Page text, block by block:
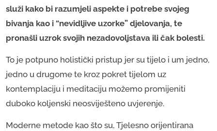
služi kako bi razumjeli aspekte i potrebe svojeg
bivanja kao i “nevidljive uzorke” djelovanja, te
pronašli uzrok svojih nezadovoljstava ili čak bolesti.
To je potpuno holistički pristup jer su tijelo i um jedno,
jedno u drugome te kroz pokret tijelom uz
kontemplaciju i meditaciju možemo promijeniti
duboko koljenski neosviješteno uvjerenje.
Moderne metode kao što su, Tjelesno orijentirana